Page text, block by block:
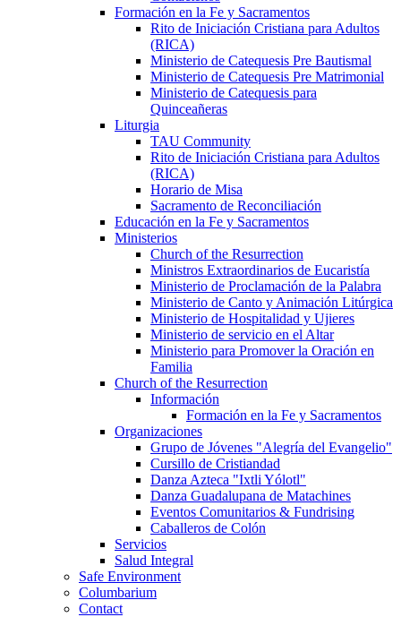
Formación en la Fe y Sacramentos
Rito de Iniciación Cristiana para Adultos
(RICA)
Ministerio de Catequesis Pre Bautismal
Ministerio de Catequesis Pre Matrimonial
Ministerio de Catequesis para
Quinceañeras
Liturgia
TAU Community
Rito de Iniciación Cristiana para Adultos
(RICA)
Horario de Misa
Sacramento de Reconciliación
Educación en la Fe y Sacramentos
Ministerios
Church of the Resurrection
Ministros Extraordinarios de Eucaristía
Ministerio de Proclamación de la Palabra
Ministerio de Canto y Animación Litúrgica
Ministerio de Hospitalidad y Ujieres
Ministerio de servicio en el Altar
Ministerio para Promover la Oración en
Familia
Church of the Resurrection
Información
Formación en la Fe y Sacramentos
Organizaciones
Grupo de Jóvenes "Alegría del Evangelio"
Cursillo de Cristiandad
Danza Azteca "Ixtli Yólotl"
Danza Guadalupana de Matachines
Eventos Comunitarios & Fundrising
Caballeros de Colón
Servicios
Salud Integral
Safe Environment
Columbarium
Contact